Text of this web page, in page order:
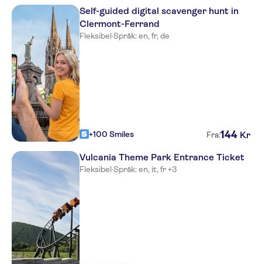
Dutch
Self-guided digital scavenger hunt in
Clermont-Ferrand
Fleksibel·Språk: en, fr, de
+100 Smiles Fra:144 Kr
Vulcania Theme Park Entrance Ticket
Fleksibel·Språk: en, it, fr +3